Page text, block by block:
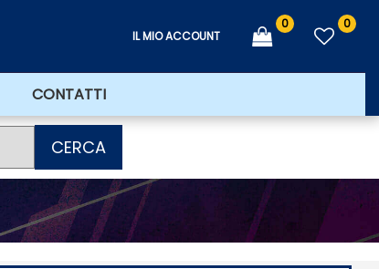
IL MIO ACCOUNT
0 0
CONTATTI
CERCA